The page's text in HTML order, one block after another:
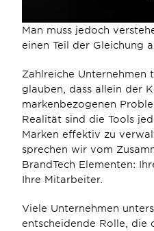
Man muss jedoch
einen Teil der Gleichung
Zahlreiche Unternehmen
glauben, dass allein der
markenbezogenen
Realität sind die Tools
Marken effektiv zu
sprechen wir vom
BrandTech Elementen:
Ihre Mitarbeiter.
Viele Unternehmen
entscheidende Rolle, die